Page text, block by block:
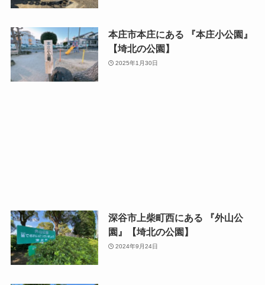
本庄市本庄にある 『本庄小公園』
【埼北の公園】
2025年1月30日
深谷市上柴町西にある 『外山公
園』【埼北の公園】
2024年9月24日